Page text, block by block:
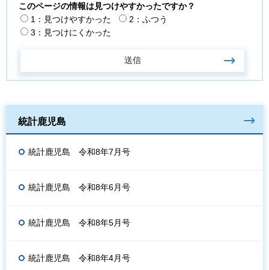
このページの情報は見つけやすかったですか？
1：見つけやすかった
2：ふつう
3：見つけにくかった
統計鹿児島
統計鹿児島 令和8年7月号
統計鹿児島 令和8年6月号
統計鹿児島 令和8年5月号
統計鹿児島 令和8年4月号